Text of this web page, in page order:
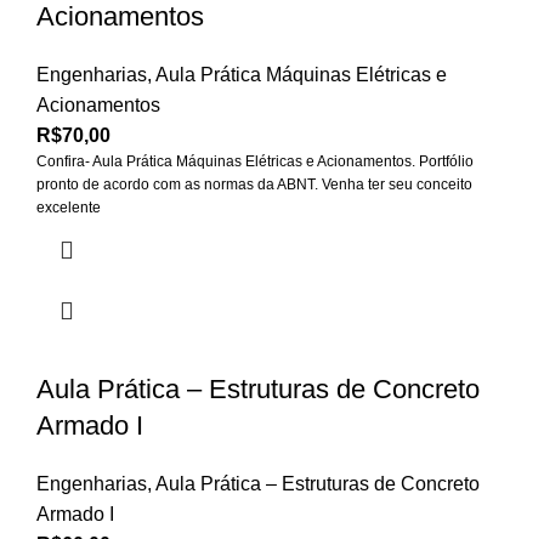
Acionamentos
Engenharias, Aula Prática Máquinas Elétricas e
Acionamentos
R$70,00
Confira- Aula Prática Máquinas Elétricas e Acionamentos. Portfólio
pronto de acordo com as normas da ABNT. Venha ter seu conceito
excelente
Aula Prática – Estruturas de Concreto
Armado I
Engenharias, Aula Prática – Estruturas de Concreto
Armado I